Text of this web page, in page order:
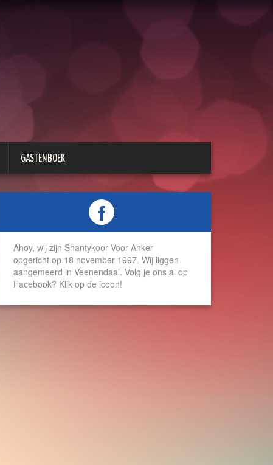
GASTENBOEK
Ahoy, wij zijn Shantykoor Voor Anker
opgericht op 18 november 1997. Wij liggen
aangemeerd in Veenendaal. Volg je ons al op
Facebook? Klik op de icoon!